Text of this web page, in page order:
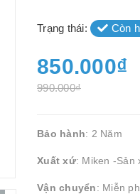
Trạng thái: Còn
850.000₫
990.000₫
Bảo hành: 2 Năm
Xuất xứ: Miken -Sản
Vận chuyển: Miễn